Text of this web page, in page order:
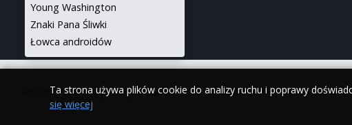
Ta strona używa plików cookie do analizy ruchu i poprawy
się więcej
Young Washington
Znaki Pana Śliwki
Łowca androidów
About us •Privacy Policy•Translations info•Contact •iPhone•Android